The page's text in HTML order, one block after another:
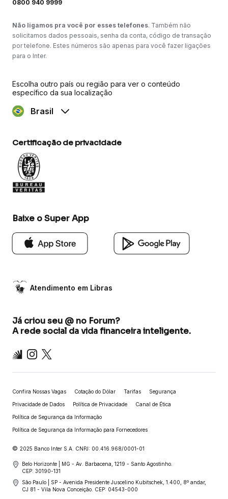
0800 940 9999
Não ligamos pra você por esses telefones. Também não
solicitamos dados pessoais, senha da conta, código de transação
por telefone. Estes números são apenas para você fazer ligações
para o Inter.
Escolha outro país ou região para ver o conteúdo
específico da sua localização
Brasil
Certificação de privacidade
Baixe o Super App
Atendimento em Libras
Já criou seu @ no Forum?
A rede social da vida financeira inteligente.
Inter Instagram
X
Confira Nossas Vagas Cotação do Dólar Tarifas Segurança
Privacidade de Dados Política de Privacidade Canal de Ética
Política de Segurança da Informação
Política de Segurança da Informação para Fornecedores
© 2025 Banco Inter S.A. CNPJ: 00.416.968/0001-01
Belo Horizonte | MG - Av. Barbacena, 1219 - Santo Agostinho.
CEP: 30190-131
São Paulo | SP - Avenida Presidente Juscelino Kubitschek, 1.400, 8º andar,
CJ 81 - Vila Nova Conceição. CEP: 04543-000